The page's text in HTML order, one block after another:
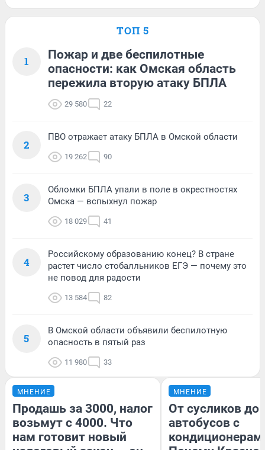
ТОП 5
1
Пожар и две беспилотные
опасности: как Омская область
пережила вторую атаку БПЛА
29 580 22
2
ПВО отражает атаку БПЛА в Омской области
19 262 90
3
Обломки БПЛА упали в поле в окрестностях
Омска — вспыхнул пожар
18 029 41
4
Российскому образованию конец? В стране
растет число стобалльников ЕГЭ — почему это
не повод для радости
13 584 82
5
В Омской области объявили беспилотную
опасность в пятый раз
11 980 33
МНЕНИЕ
Продашь за 3000, налог
возьмут с 4000. Что
нам готовит новый
МНЕНИЕ
От сусликов до
автобусов с